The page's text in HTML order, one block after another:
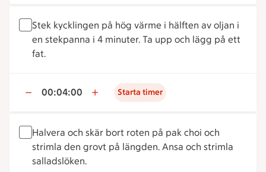
Stek kycklingen på hög värme i hälften av oljan i
en stekpanna i 4 minuter. Ta upp och lägg på ett
fat.
00:04:00 Starta timer
Halvera och skär bort roten på pak choi och
strimla den grovt på längden. Ansa och strimla
salladslöken.